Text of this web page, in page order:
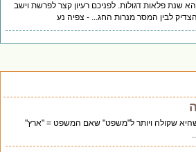
פלאות דגולות. לפניכם רעיון קצר לפרשת וישב
לבין המסר מנרות החג... - צפיה נע
שקולה ויותר ל"משפט" שאם המשפט = "ארץ"